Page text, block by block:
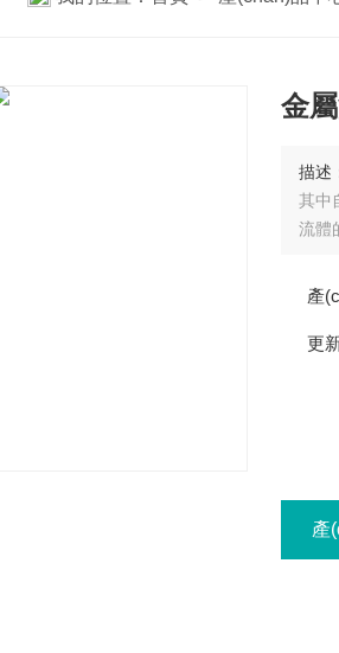
金
描述
其中
流體
產
更
產